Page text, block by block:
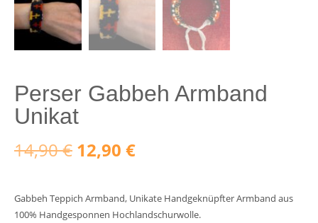
Perser Gabbeh Armband
Unikat
14,90€ Ursprünglicher
war:
12,90 €Aktueller
ist:
Gabbeh Teppich Armband, Unikate Handgeknüpfter Armband aus
100% Handgesponnen Hochlandschurwolle.